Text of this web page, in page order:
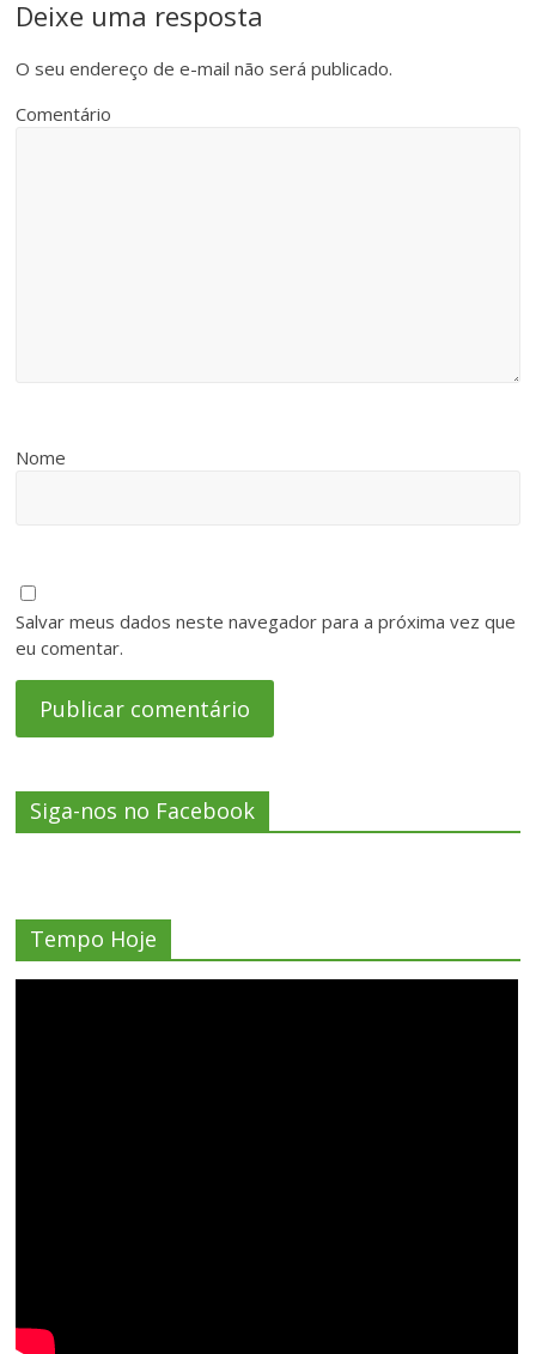
Deixe uma resposta
O seu endereço de e-mail não será publicado.
Comentário
Nome
Salvar meus dados neste navegador para a próxima vez que
eu comentar.
Siga-nos no Facebook
Tempo Hoje